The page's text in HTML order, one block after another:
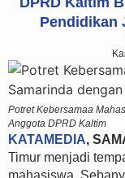
Pendidikan
Potret Kebersamaa
Anggota DPRD Kaltim
KATAMEDIA,
Timur menjadi
mahasiswa.